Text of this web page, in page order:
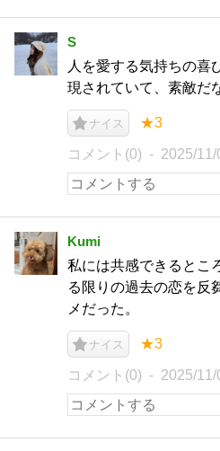
S
人を愛する気持ちの喜
現されていて、素敵だ
ナイス ★3
コメント(0) 2025/11/
Kumi
私には共感できるとこ
る限りの過去の恋を反
メだった。
ナイス ★3
コメント(0) 2025/11/